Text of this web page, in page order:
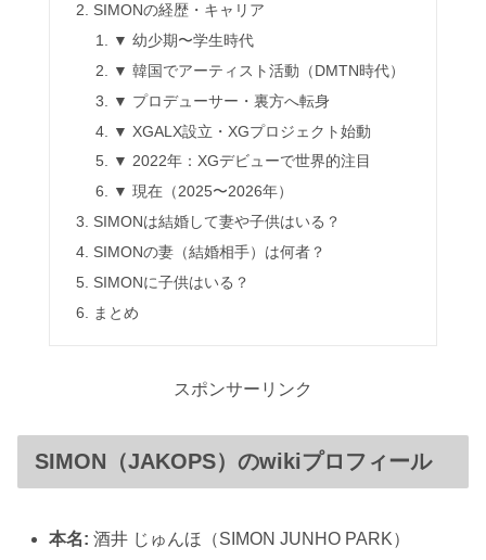
SIMONの経歴・キャリア
▼ 幼少期〜学生時代
▼ 韓国でアーティスト活動（DMTN時代）
▼ プロデューサー・裏方へ転身
▼ XGALX設立・XGプロジェクト始動
▼ 2022年：XGデビューで世界的注目
▼ 現在（2025〜2026年）
SIMONは結婚して妻や子供はいる？
SIMONの妻（結婚相手）は何者？
SIMONに子供はいる？
まとめ
スポンサーリンク
SIMON（JAKOPS）のwikiプロフィール
本名: 酒井 じゅんほ（SIMON JUNHO PARK）